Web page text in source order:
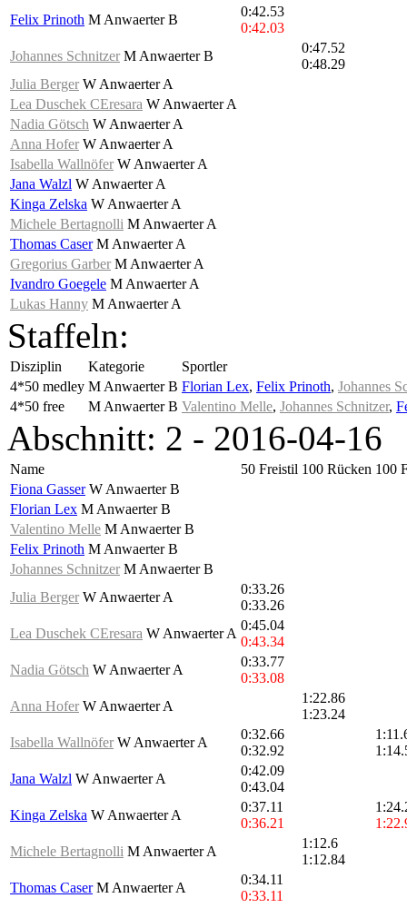
Felix Prinoth M Anwaerter B
0:42.53
0:42.03
Johannes Schnitzer M Anwaerter B
0:47.52
0:48.29
Julia Berger W Anwaerter A
Lea Duschek CEresara W Anwaerter A
Nadia Götsch W Anwaerter A
Anna Hofer W Anwaerter A
Isabella Wallnöfer W Anwaerter A
Jana Walzl W Anwaerter A
Kinga Zelska W Anwaerter A
Michele Bertagnolli M Anwaerter A
Thomas CaserM Anwaerter A
Gregorius Garber M Anwaerter A
Ivandro Goegele M Anwaerter A
Lukas Hanny M Anwaerter A
Staffeln:
Disziplin Kategorie
Sportler
4*50 medley M Anwaerter B Florian Lex, Felix Prinoth, Johannes
4*50 free
M Anwaerter B Valentino Melle, Johannes Schnitzer,
Abschnitt: 2 - 2016-04-16
Name 50 Freistil 100 Rücken 100
Fiona GasserW Anwaerter B
Florian Lex M Anwaerter B
Valentino Melle M Anwaerter B
Felix Prinoth M Anwaerter B
Johannes Schnitzer M Anwaerter B
Julia Berger W Anwaerter A
0:33.26
0:33.26
Lea Duschek CEresara W Anwaerter A
0:45.04
0:43.34
Nadia Götsch W Anwaerter A
0:33.77
0:33.08
Anna Hofer W Anwaerter A
1:22.86
1:23.24
Isabella Wallnöfer W Anwaerter A
0:32.66
0:32.92
Jana Walzl W Anwaerter A
0:42.09
0:43.04
Kinga Zelska W Anwaerter A
0:37.11
0:36.21
Michele Bertagnolli M Anwaerter A
1:12.6
1:12.84
Thomas CaserM Anwaerter A
0:34.11
0:33.11